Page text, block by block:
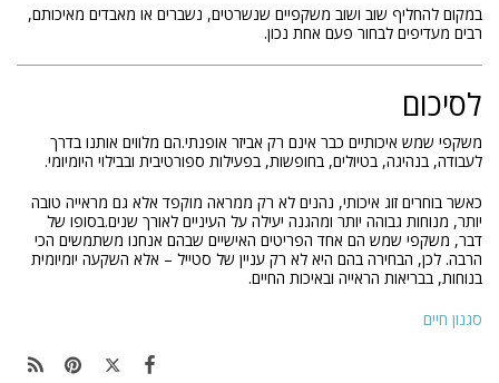
במקום להחליף שוב ושוב משקפיים שנשרטים, נשברים או מאבדים מאיכותם,
רבים מעדיפים לבחור פעם אחת נכון.
לסיכום
משקפי שמש איכותיים כבר אינם רק אביזר אופנתי.הם מלווים אותנו בדרך
לעבודה, בנהיגה, בטיולים, בחופשות, בפעילות ספורטיבית ובבילוי היומיומי.
כאשר בוחרים זוג איכותי, נהנים לא רק ממראה מוקפד אלא גם מראייה טובה
יותר, מנוחות גבוהה יותר ומהגנה יעילה על העיניים לאורך שנים.בסופו של
דבר, משקפי שמש הם אחד הפריטים האישיים שבהם אנחנו משתמשים הכי
הרבה. לכן, הבחירה בהם היא לא רק עניין של סטייל – אלא השקעה יומיומית
בנוחות, בבריאות הראייה ובאיכות החיים.
סגנון חיים